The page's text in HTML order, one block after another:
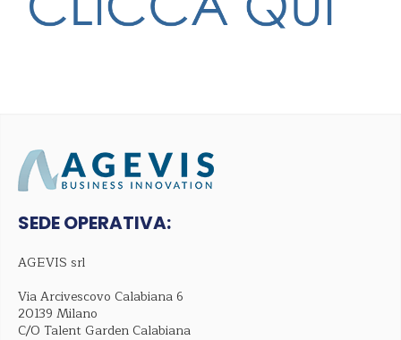
SEDE OPERATIVA:
AGEVIS srl
Via Arcivescovo Calabiana 6
20139 Milano
C/O Talent Garden Calabiana